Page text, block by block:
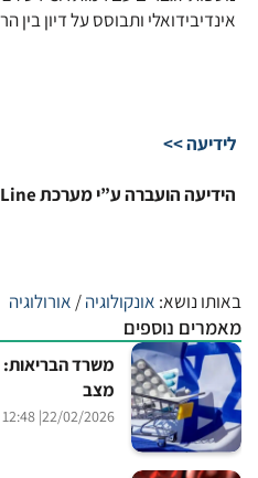
אינדיבידואלי ותבוסס על דיון בין
לידיעה >>
הידיעה הועברה ע”י מערכת PharmaLine
באותו נושא: אונקולוגיה/אורולוגיה
מאמרים נוספים
מצב
22/02/2026
| 12:48 pm